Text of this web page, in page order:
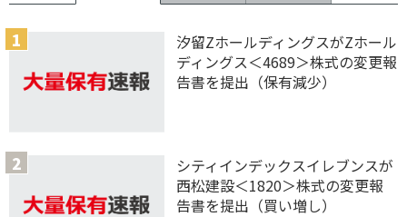
汐留ZホールディングスがZホール
ディングス＜4689＞株式の変更報
告書を提出（保有減少）
シティインデックスイレブンスが
西松建設＜1820＞株式の変更報
告書を提出（買い増し）